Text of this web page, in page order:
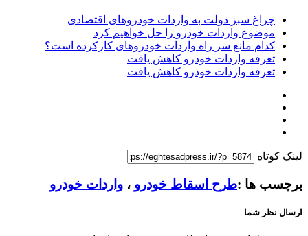
چراغ سبز دولت به واردات خودروهای اقتصادی
موضوع واردات خودرو را حل خواهیم کرد
کدام مانع سر راه واردات خودروهای کارکرده‌ است؟
تعرفه واردات خودرو کاهش یافت
تعرفه واردات خودرو کاهش یافت
لینک کوتاه
برچسب ها :طرح اسقاط خودرو ، واردات خودرو
ارسال نظر شما